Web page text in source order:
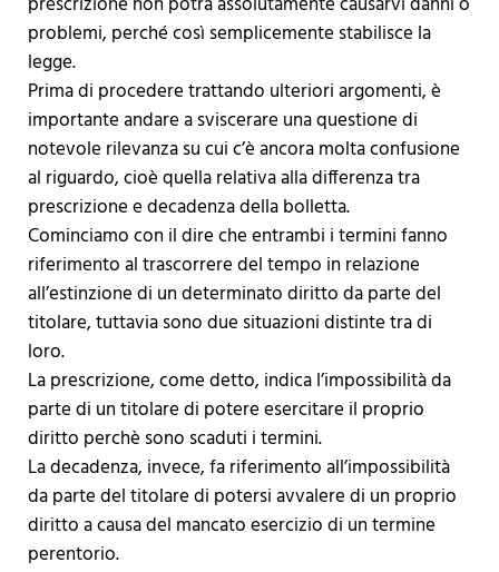
problemi, perché così semplicemente stabilisce la
legge.
Prima di procedere trattando ulteriori argomenti, è
importante andare a sviscerare una questione di
notevole rilevanza su cui c’è ancora molta confusione
al riguardo, cioè quella relativa alla differenza tra
prescrizione e decadenza della bolletta.
Cominciamo con il dire che entrambi i termini fanno
riferimento al trascorrere del tempo in relazione
all’estinzione di un determinato diritto da parte del
titolare, tuttavia sono due situazioni distinte tra di
loro.
La prescrizione, come detto, indica l’impossibilità da
parte di un titolare di potere esercitare il proprio
diritto perchè sono scaduti i termini.
La decadenza, invece, fa riferimento all’impossibilità
da parte del titolare di potersi avvalere di un proprio
diritto a causa del mancato esercizio di un termine
perentorio.